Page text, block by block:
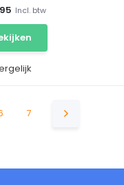
Incl. btw
7